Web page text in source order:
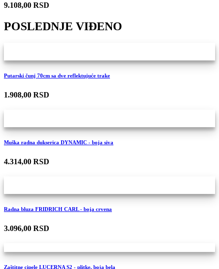
9.108,00 RSD
POSLEDNJE VIĐENO
Putarski čunj 70cm sa dve reflektujuće trake
1.908,00 RSD
Muška radna dukserica DYNAMIC - boja siva
4.314,00 RSD
Radna bluza FRIDRICH CARL - boja crvena
3.096,00 RSD
Zaštitne cipele LUCERNA S2 - plitke, boja bela